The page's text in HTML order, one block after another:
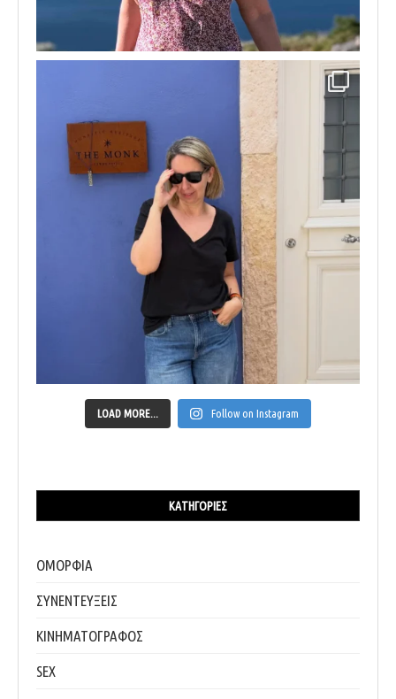
LOAD MORE... Follow on Instagram
ΚΑΤΗΓΟΡΊΕΣ
ΟΜΟΡΦΙΑ
ΣΥΝΕΝΤΕΥΞΕΙΣ
ΚΙΝΗΜΑΤΟΓΡΑΦΟΣ
SEX